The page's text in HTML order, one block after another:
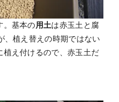
。基本の用土は赤玉土と腐
、植え替えの時期ではない
植え付けるので、赤玉土だ